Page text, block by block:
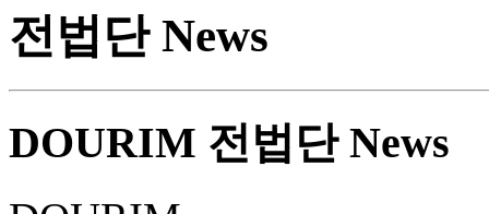
전법단 News
DOURIM 전법단 News